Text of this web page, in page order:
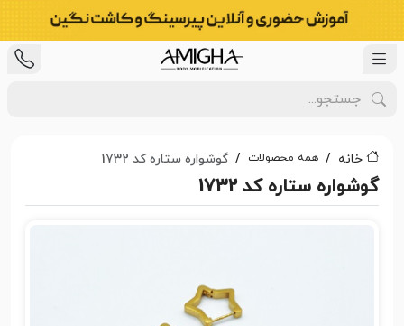
خانه همه محصولات گوشواره ستاره کد 1732
گوشواره ستاره کد 1732